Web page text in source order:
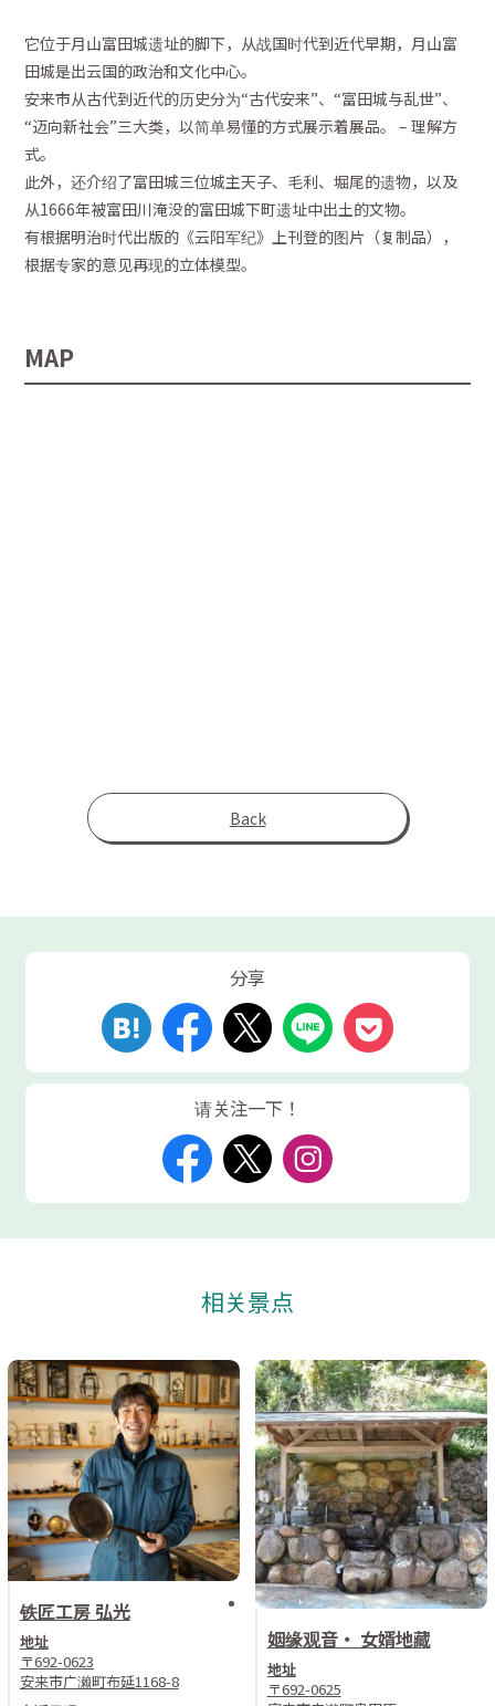
它位于月山富田城遗址的脚下，从战国时代到近代早期，月山富
田城是出云国的政治和文化中心。
安来市从古代到近代的历史分为“古代安来”、“富田城与乱世”、
“迈向新社会”三大类，以简单易懂的方式展示着展品。 – 理解方
式。
此外，还介绍了富田城三位城主天子、毛利、堀尾的遗物，以及
从1666年被富田川淹没的富田城下町遗址中出土的文物。
有根据明治时代出版的《云阳军纪》上刊登的图片（复制品），
根据专家的意见再现的立体模型。
MAP
Back
分享
请关注一下！
相关景点
铁匠工房 弘光
地址
〒692-0623
安来市广濑町布延1168-8
姻缘观音・ 女婿地藏
地址
〒692-0625